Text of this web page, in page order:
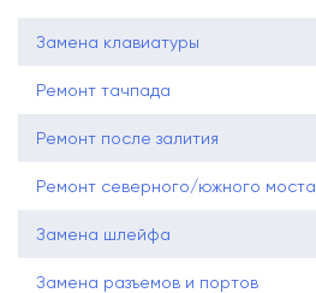
Замена клавиатуры
Ремонт тачпада
Ремонт после залития
Ремонт северного/южного моста
Замена шлейфа
Замена разъемов и портов